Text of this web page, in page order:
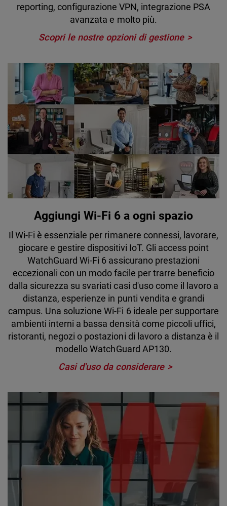
reporting, configurazione VPN, integrazione PSA
avanzata e molto più.
Scopri le nostre opzioni di gestione
Aggiungi Wi-Fi 6 a ogni spazio
Il Wi-Fi è essenziale per rimanere connessi, lavorare,
giocare e gestire dispositivi IoT. Gli access point
WatchGuard Wi-Fi 6 assicurano prestazioni
eccezionali con un modo facile per trarre beneficio
dalla sicurezza su svariati casi d'uso come il lavoro a
distanza, esperienze in punti vendita e grandi
campus. Una soluzione Wi-Fi 6 ideale per supportare
ambienti interni a bassa densità come piccoli uffici,
ristoranti, negozi o postazioni di lavoro a distanza è il
modello WatchGuard AP130.
Casi d'uso da considerare